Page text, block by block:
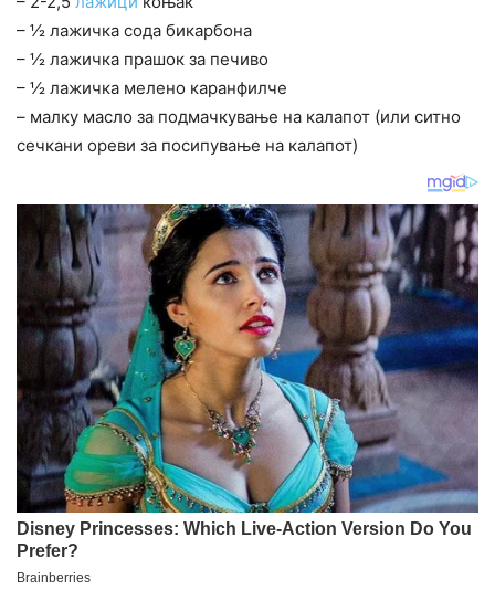
– ½ лажичка сода бикарбона
– ½ лажичка прашок за печиво
– ½ лажичка мелено каранфилче
– малку масло за подмачкување на калапот (или ситно
сечкани ореви за посипување на калапот)